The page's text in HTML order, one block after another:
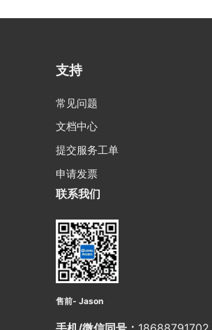
支持
常见问题
文档中心
提交服务工单
申请发票
联系我们
售前- Jason